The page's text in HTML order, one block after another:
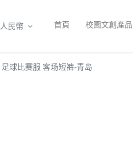
人民幣 首頁 校園文創產品
足球比赛服 客场短裤-青岛